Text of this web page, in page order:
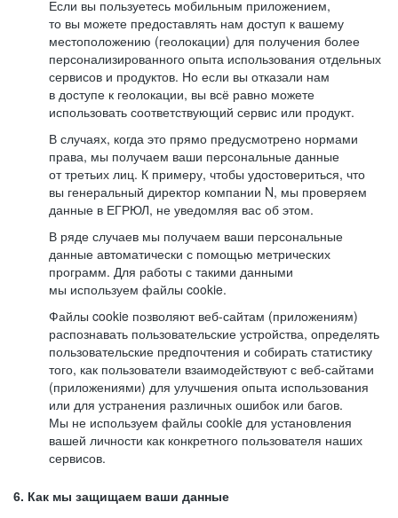
Если вы пользуетесь мобильным приложением,
то вы можете предоставлять нам доступ к вашему
местоположению (геолокации) для получения более
персонализированного опыта использования отдельных
сервисов и продуктов. Но если вы отказали нам
в доступе к геолокации, вы всё равно можете
использовать соответствующий сервис или продукт.
В случаях, когда это прямо предусмотрено нормами
права, мы получаем ваши персональные данные
от третьих лиц. К примеру, чтобы удостовериться, что
вы генеральный директор компании N, мы проверяем
данные в ЕГРЮЛ, не уведомляя вас об этом.
В ряде случаев мы получаем ваши персональные
данные автоматически с помощью метрических
программ. Для работы с такими данными
мы используем файлы cookie.
Файлы cookie позволяют веб-сайтам (приложениям)
распознавать пользовательские устройства, определять
пользовательские предпочтения и собирать статистику
того, как пользователи взаимодействуют с веб-сайтами
(приложениями) для улучшения опыта использования
или для устранения различных ошибок или багов.
Мы не используем файлы cookie для установления
вашей личности как конкретного пользователя наших
сервисов.
6. Как мы защищаем ваши данные